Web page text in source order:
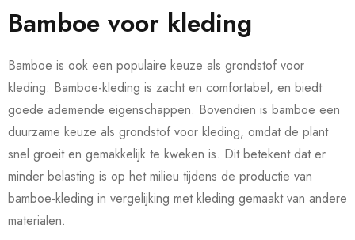
Bamboe voor kleding
Bamboe is ook een populaire keuze als grondstof voor
kleding. Bamboe-kleding is zacht en comfortabel, en biedt
goede ademende eigenschappen. Bovendien is bamboe een
duurzame keuze als grondstof voor kleding, omdat de plant
snel groeit en gemakkelijk te kweken is. Dit betekent dat er
minder belasting is op het milieu tijdens de productie van
bamboe-kleding in vergelijking met kleding gemaakt van andere
materialen.